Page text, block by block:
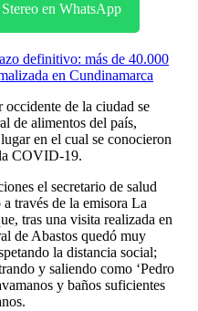
en WhatsApp
definitivo: más de 40.000
en Cundinamarca
de la ciudad se
de alimentos del país,
en el cual se conocieron
COVID-19.
el secretario de salud
través de la emisora La
tras una visita realizada en
de Abastos quedó muy
la distancia social;
y saliendo como ‘Pedro
y baños suficientes